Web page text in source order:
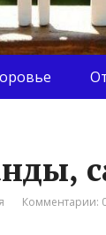
Комментарии: